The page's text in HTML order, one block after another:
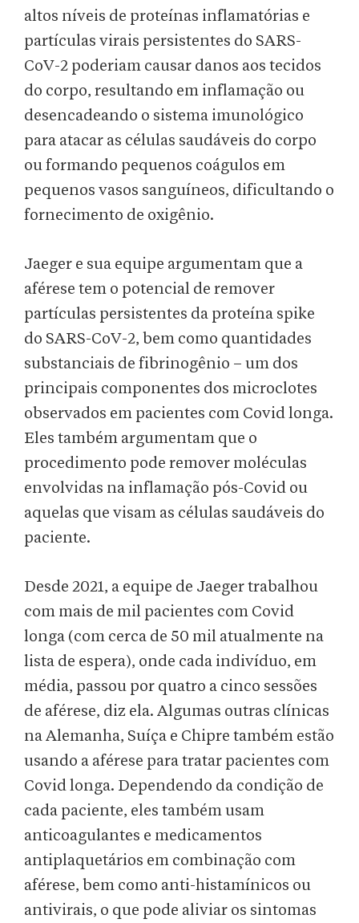
altos níveis de proteínas inflamatórias e
partículas virais persistentes do SARS-
CoV-2 poderiam causar danos aos tecidos
do corpo, resultando em inflamação ou
desencadeando o sistema imunológico
para atacar as células saudáveis do corpo
ou formando pequenos coágulos em
pequenos vasos sanguíneos, dificultando o
fornecimento de oxigênio.
Jaeger e sua equipe argumentam que a
aférese tem o potencial de remover
partículas persistentes da proteína spike
do SARS-CoV-2, bem como quantidades
substanciais de fibrinogênio – um dos
principais componentes dos microclotes
observados em pacientes com Covid longa.
Eles também argumentam que o
procedimento pode remover moléculas
envolvidas na inflamação pós-Covid ou
aquelas que visam as células saudáveis do
paciente.
Desde 2021, a equipe de Jaeger trabalhou
com mais de mil pacientes com Covid
longa (com cerca de 50 mil atualmente na
lista de espera), onde cada indivíduo, em
média, passou por quatro a cinco sessões
de aférese, diz ela. Algumas outras clínicas
na Alemanha, Suíça e Chipre também estão
usando a aférese para tratar pacientes com
Covid longa. Dependendo da condição de
cada paciente, eles também usam
anticoagulantes e medicamentos
antiplaquetários em combinação com
aférese, bem como anti-histamínicos ou
antivirais, o que pode aliviar os sintomas